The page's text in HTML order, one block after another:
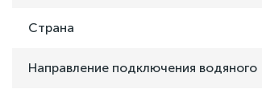
Страна
Направление подключения водяного